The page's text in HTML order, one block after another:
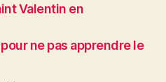
Valentin en
ne pas apprendre le